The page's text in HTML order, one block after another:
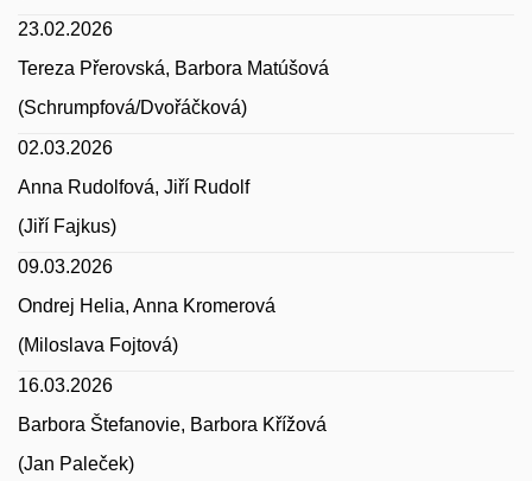
23.02.2026
Tereza Přerovská, Barbora Matúšová
(Schrumpfová/Dvořáčková)
02.03.2026
Anna Rudolfová, Jiří Rudolf
(Jiří Fajkus)
09.03.2026
Ondrej Helia, Anna Kromerová
(Miloslava Fojtová)
16.03.2026
Barbora Štefanovie, Barbora Křížová
(Jan Paleček)